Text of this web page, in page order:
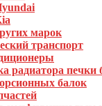
марок
транспорт
радиатора печки
балок